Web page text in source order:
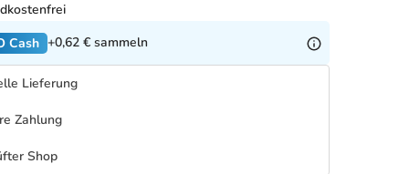
Cash +0,62 € sammeln
Lieferung
Zahlung
Shop